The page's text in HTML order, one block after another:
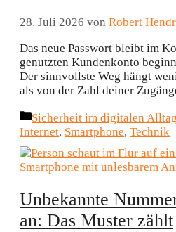
28. Juli 2026 von Robert
Das neue Passwort bleibt im
genutzten Kundenkonto
Der sinnvollste Weg hängt
als von der Zahl deiner
Kategorien
Sicherheit im digitalen Alltag
Internet, Smartphone, Technik
Unbekannte
an: Das Muster zählt